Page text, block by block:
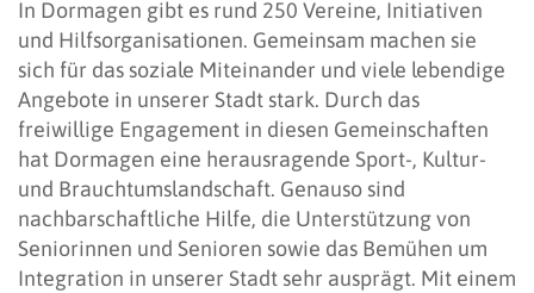
In Dormagen gibt es rund 250 Vereine, Initiativen
und Hilfsorganisationen. Gemeinsam machen sie
sich für das soziale Miteinander und viele lebendige
Angebote in unserer Stadt stark. Durch das
freiwillige Engagement in diesen Gemeinschaften
hat Dormagen eine herausragende Sport-, Kultur-
und Brauchtumslandschaft. Genauso sind
nachbarschaftliche Hilfe, die Unterstützung von
Seniorinnen und Senioren sowie das Bemühen um
Integration in unserer Stadt sehr ausprägt. Mit einem